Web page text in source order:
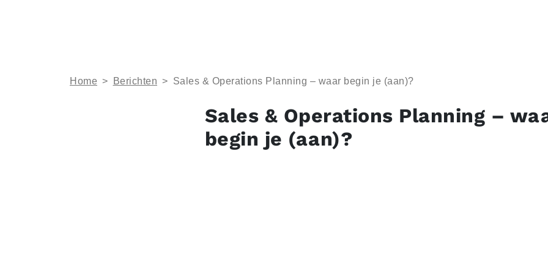
Home > Berichten > Sales & Operations Planning – waar begin je (aan)?
Sales & Operations Planning –
begin je (aan)?